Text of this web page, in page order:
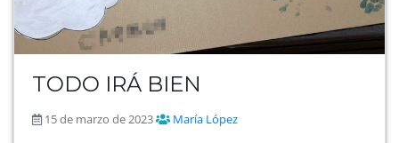
TODO IRÁ BIEN
15 de marzo de 2023 María López